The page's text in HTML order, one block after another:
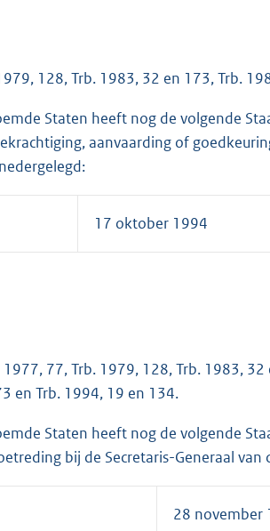
128, Trb. 1983, 32 en 173, Trb.
Staten heeft nog de volgende
aanvaarding of
17 oktober 1994
77, Trb. 1979, 128, Trb. 1983,
en Trb. 1994, 19 en 134.
Staten heeft nog de volgende
bij de Secretaris-Generaal
28 november